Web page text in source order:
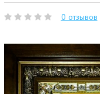
0 отзывов